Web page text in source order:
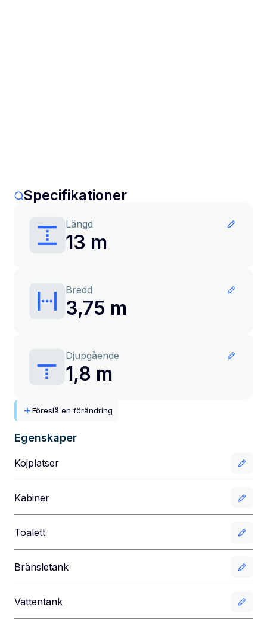
Specifikationer
Längd
13 m
Bredd
3,75 m
Djupgående
1,8 m
Föreslå en förändring
Egenskaper
Kojplatser
Kabiner
Toalett
Bränsletank
Vattentank